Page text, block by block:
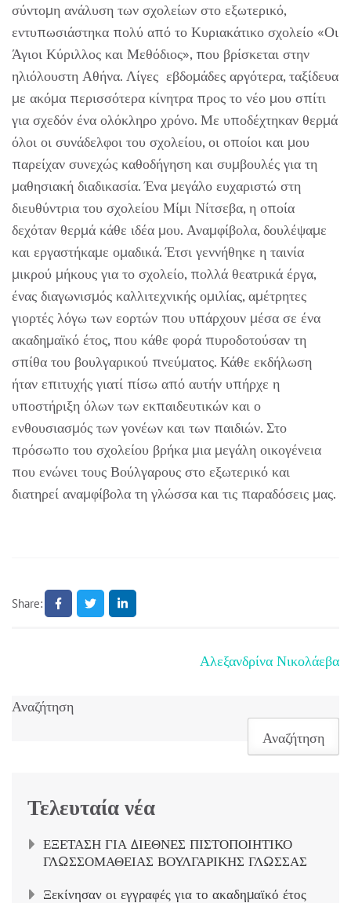
σύντομη ανάλυση των σχολείων στο εξωτερικό,
εντυπωσιάστηκα πολύ από το Κυριακάτικο σχολείο «Οι
Άγιοι Κύριλλος και Μεθόδιος», που βρίσκεται στην
ηλιόλουστη Αθήνα. Λίγες εβδομάδες αργότερα, ταξίδευα
με ακόμα περισσότερα κίνητρα προς το νέο μου σπίτι
για σχεδόν ένα ολόκληρο χρόνο. Με υποδέχτηκαν θερμά
όλοι οι συνάδελφοι του σχολείου, οι οποίοι και μου
παρείχαν συνεχώς καθοδήγηση και συμβουλές για τη
μαθησιακή διαδικασία. Ένα μεγάλο ευχαριστώ στη
διευθύντρια του σχολείου Μίμι Νίτσεβα, η οποία
δεχόταν θερμά κάθε ιδέα μου. Αναμφίβολα, δουλέψαμε
και εργαστήκαμε ομαδικά. Έτσι γεννήθηκε η ταινία
μικρού μήκους για το σχολείο, πολλά θεατρικά έργα,
ένας διαγωνισμός καλλιτεχνικής ομιλίας, αμέτρητες
γιορτές λόγω των εορτών που υπάρχουν μέσα σε ένα
ακαδημαϊκό έτος, που κάθε φορά πυροδοτούσαν τη
σπίθα του βουλγαρικού πνεύματος. Κάθε εκδήλωση
ήταν επιτυχής γιατί πίσω από αυτήν υπήρχε η
υποστήριξη όλων των εκπαιδευτικών και ο
ενθουσιασμός των γονέων και των παιδιών. Στο
πρόσωπο του σχολείου βρήκα μια μεγάλη οικογένεια
που ενώνει τους Βούλγαρους στο εξωτερικό και
διατηρεί αναμφίβολα τη γλώσσα και τις παραδόσεις μας.
Share:
Αλεξανδρίνα Νικολάεβα
Αναζήτηση
Αναζήτηση
Τελευταία νέα
ΕΞΕΤΑΣΗ ΓΙΑ ΔΙΕΘΝΕΣ ΠΙΣΤΟΠΟΙΗΤΙΚΟ
ΓΛΩΣΣΟΜΑΘΕΙΑΣ ΒΟΥΛΓΑΡΙΚΗΣ ΓΛΩΣΣΑΣ
Ξεκίνησαν οι εγγραφές για το ακαδημαϊκό έτος